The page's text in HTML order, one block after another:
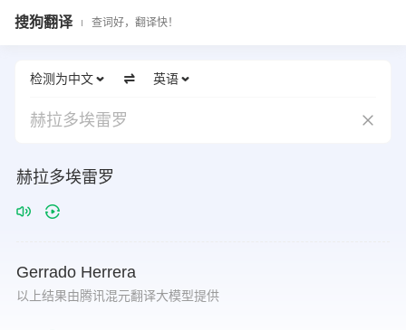
搜狗翻译 查词好，翻译快！
检测为中文 英语
赫拉多埃雷罗
赫拉多埃雷罗
Gerrado Herrera
以上结果由腾讯混元翻译大模型提供